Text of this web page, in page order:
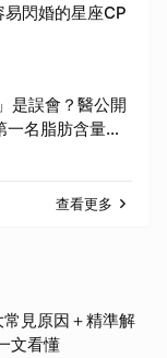
閃婚的星座CP
是誤會？醫公開
名脂肪含量高
查看更多
見原因＋精準解
文看懂